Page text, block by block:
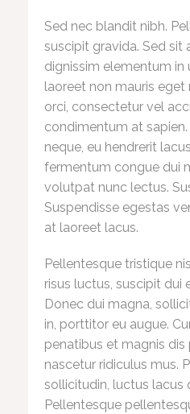
Sed nec blandit nibh.
suscipit gravida. Sed sit
dignissim elementum in
laoreet non mauris
orci, consectetur vel
condimentum at
neque, eu hendrerit
fermentum congue dui
volutpat nunc lectus.
Suspendisse egestas
at laoreet lacus.
Pellentesque tristique
risus luctus, suscipit dui
Donec dui magna,
in, porttitor eu augue.
penatibus et magnis
nascetur ridiculus mus.
sollicitudin, luctus lacus
Pellentesque